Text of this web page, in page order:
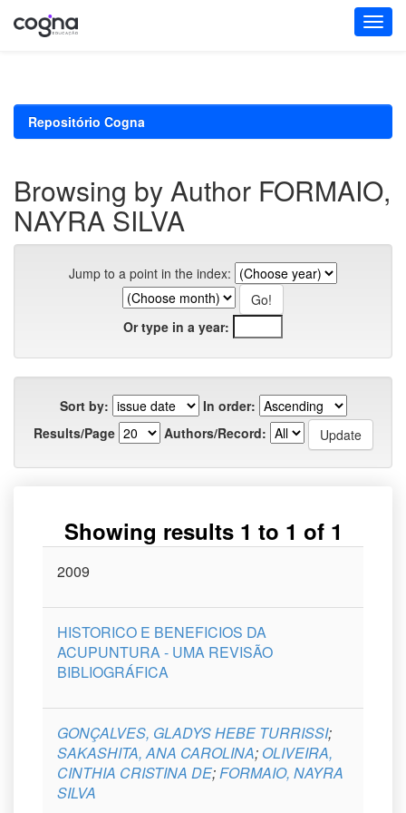
Repositório Cogna
Browsing by Author FORMAIO,
NAYRA SILVA
Jump to a point in the index:
Or type in a year:
Sort by:
In order:
Results/Page
Authors/Record:
Showing results 1 to 1 of 1
Issue
2009
HISTORICO E BENEFICIOS DA
ACUPUNTURA - UMA REVISÃO
BIBLIOGRÁFICA
GONÇALVES, GLADYS HEBE TURRISSI;
SAKASHITA, ANA CAROLINA; OLIVEIRA,
CINTHIA CRISTINA DE;FORMAIO, NAYRA
SILVA